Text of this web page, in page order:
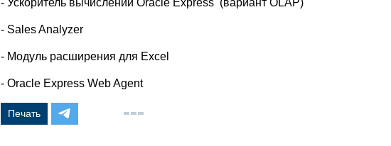
- Ускоритель вычислений Oracle Express (вариант OLAP)
- Sales Analyzer
- Модуль расширения для Excel
- Oracle Express Web Agent
Печать